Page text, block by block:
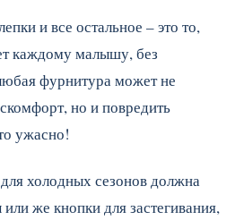
и все остальное – это то,
каждому малышу, без
фурнитура может не
но и повредить
ужасно!
холодных сезонов должна
же кнопки для застегивания,